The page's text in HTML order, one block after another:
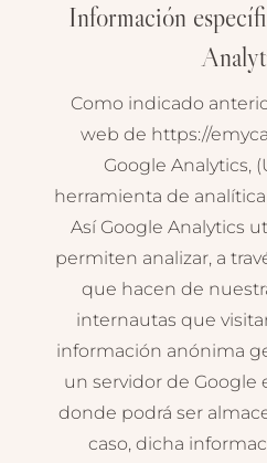
Información
Como indicado
web de https://
Google Analytics,
herramienta de
Así Google Analytics
permiten analizar, a
que hacen de
internautas que
información anónima
un servidor de Google
donde podrá ser
caso, dicha